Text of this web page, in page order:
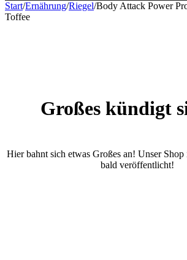
Start/Ernährung/Riegel/Body Attack Power
Toffee
Großes kündigt
Hier bahnt sich etwas Großes an! Unser
bald veröffentlicht!